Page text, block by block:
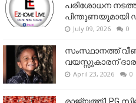
പരിശോധന
പിന്തുണയുമായി
July 09, 2026 0
സംസ്ഥാനത്ത്
വയസ്സുകാരന്
April 23, 2026 0